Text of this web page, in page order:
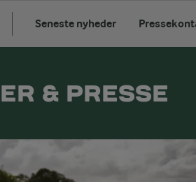
Seneste nyheder
& PRESSE